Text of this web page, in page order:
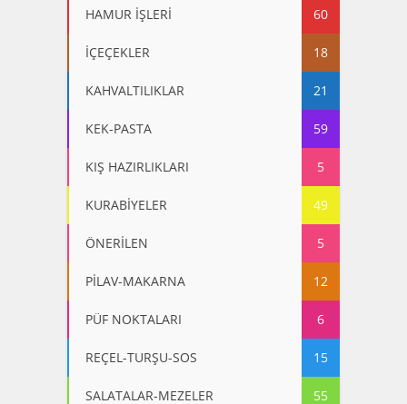
HAMUR İŞLERİ 60
İÇEÇEKLER 18
KAHVALTILIKLAR 21
KEK-PASTA 59
KIŞ HAZIRLIKLARI 5
KURABİYELER 49
ÖNERİLEN 5
PİLAV-MAKARNA 12
PÜF NOKTALARI 6
REÇEL-TURŞU-SOS 15
SALATALAR-MEZELER 55